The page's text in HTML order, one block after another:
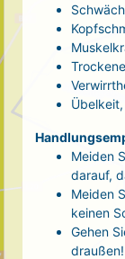
Meiden
darauf,
Meiden
keinen
Gehen
draußen!